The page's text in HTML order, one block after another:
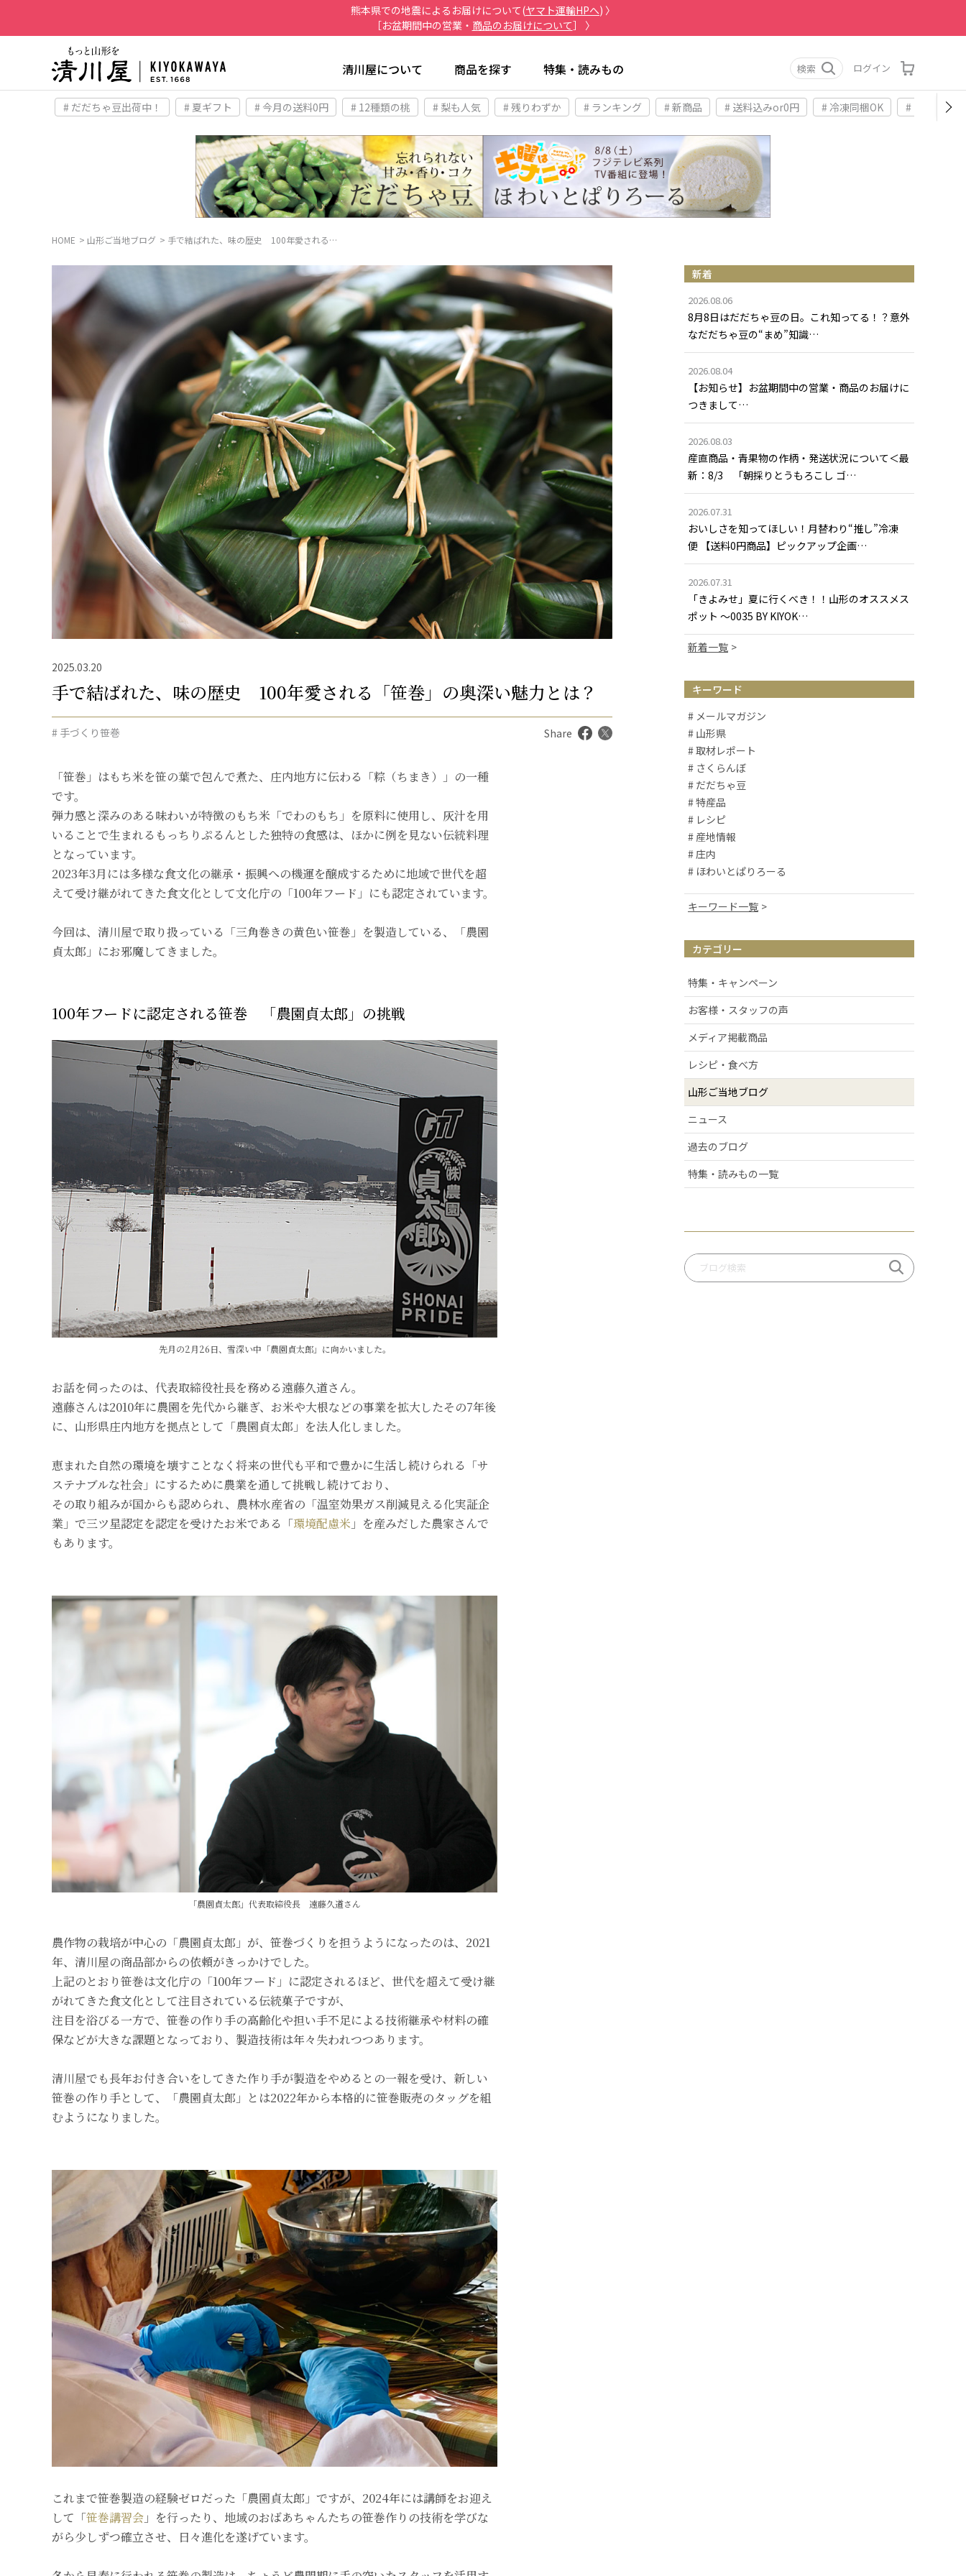
熊本県での地震によるお届けについて(ヤマト運輸HPへ) 〉
［お盆期間中の営業・ 商品のお届けについて］ 〉
清川屋について 商品を探す 特集・読みもの 検索 ログイン
# だだちゃ豆出荷中！ # 夏ギフト # 今月の送料0円 # 12種類の桃 # 梨も人気 # 残りわずか # ランキング # 新商品 # 送料込みor0円 # 冷凍同梱OK # お土産
HOME 山形ご当地ブログ 手で結ばれた、味の歴史 100年愛される…
2025.03.20
手で結ばれた、味の歴史 100年愛される「笹巻」の奥深い魅力とは？
# 手づくり笹巻 Share
「笹巻」はもち米を笹の葉で包んで煮た、庄内地方に伝わる「粽（ちまき）」の一種
です。
弾力感と深みのある味わいが特徴のもち米「でわのもち」を原料に使用し、灰汁を用
いることで生まれるもっちりぷるんとした独特の食感は、ほかに例を見ない伝統料理
となっています。
2023年3月には多様な食文化の継承・振興への機運を醸成するために地域で世代を超
えて受け継がれてきた食文化として文化庁の「100年フード」にも認定されています。
今回は、清川屋で取り扱っている「三角巻きの黄色い笹巻」を製造している、「農園
貞太郎」にお邪魔してきました。
100年フードに認定される笹巻 「農園貞太郎」の挑戦
先月の2月26日、雪深い中「農園貞太郎」に向かいました。
お話を伺ったのは、代表取締役社長を務める遠藤久道さん。
遠藤さんは2010年に農園を先代から継ぎ、お米や大根などの事業を拡大したその7年後
に、山形県庄内地方を拠点として「農園貞太郎」を法人化しました。
恵まれた自然の環境を壊すことなく将来の世代も平和で豊かに生活し続けられる「サ
ステナブルな社会」にするために農業を通して挑戦し続けており、
その取り組みが国からも認められ、農林水産省の「温室効果ガス削減見える化実証企
業」で三ツ星認定を認定を受けたお米である「環境配慮米 」を産みだした農家さんで
もあります。
「農園貞太郎」代表取締役長 遠藤久道さん
農作物の栽培が中心の「農園貞太郎」が、笹巻づくりを担うようになったのは、2021
年、清川屋の商品部からの依頼がきっかけでした。
上記のとおり笹巻は文化庁の「100年フード」に認定されるほど、世代を超えて受け継
がれてきた食文化として注目されている伝統菓子ですが、
注目を浴びる一方で、笹巻の作り手の高齢化や担い手不足による技術継承や材料の確
保などが大きな課題となっており、製造技術は年々失われつつあります。
清川屋でも長年お付き合いをしてきた作り手が製造をやめるとの一報を受け、新しい
笹巻の作り手として、「農園貞太郎」とは2022年から本格的に笹巻販売のタッグを組
むようになりました。
これまで笹巻製造の経験ゼロだった「農園貞太郎」ですが、2024年には講師をお迎え
して「笹巻講習会 」を行ったり、地域のおばあちゃんたちの笹巻作りの技術を学びな
がら少しずつ確立させ、日々進化を遂げています。
新着
2026.08.06
8月8日はだだちゃ豆の日。これ知ってる！？意外
なだだちゃ豆の“まめ”知識…
2026.08.04
【お知らせ】お盆期間中の営業・商品のお届けに
つきまして…
2026.08.03
産直商品・青果物の作柄・発送状況について＜最
新：8/3 「朝採りとうもろこし ゴ…
2026.07.31
おいしさを知ってほしい！月替わり“推し”冷凍
便 【送料0円商品】ピックアップ企画…
2026.07.31
「きよみせ」夏に行くべき！！山形のオススメス
ポット ～0035 BY KIYOK…
新着一覧
キーワード
# メールマガジン
# 山形県
# 取材レポート
# さくらんぼ
# だだちゃ豆
# 特産品
# レシピ
# 産地情報
# 庄内
# ほわいとぱりろーる
キーワード一覧
# お取り寄せ
# 清スタが語るこの商品のここが好き
# ラフランス
# 庄内弁
# お酒
# おせち
# 絶景スポット
# 洋梨
# ミ・キュイ
# いちご
# りんご
# だだっパイ
# 手づくり笹巻
# お米
# ぶどう
カテゴリー
特集・キャンペーン
お客様・スタッフの声
メディア掲載商品
レシピ・食べ方
山形ご当地ブログ
ニュース
過去のブログ
特集・読みもの一覧